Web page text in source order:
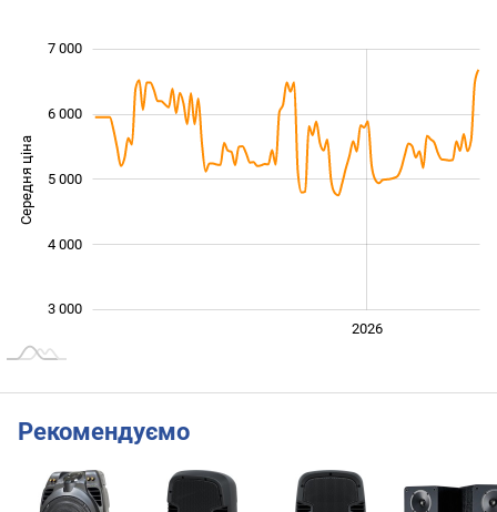
Середня ціна 3 500
3 000
4 000
5 000
6 000
7 000
2026
Рекомендуємо